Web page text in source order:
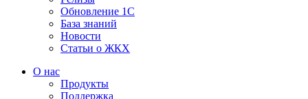
Обновление 1С
База знаний
Новости
Статьи о ЖКХ
О нас
Продукты
Поддержка